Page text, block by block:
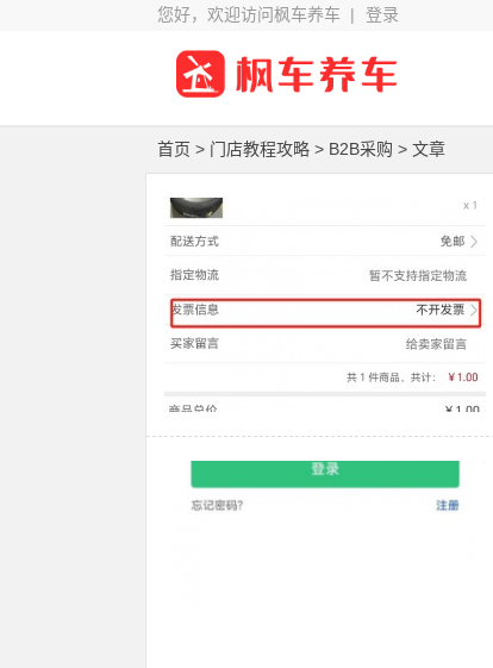
您好，欢迎访问枫车养车 | 登录
首页 > 门店教程攻略 > B2B采购 > 文章